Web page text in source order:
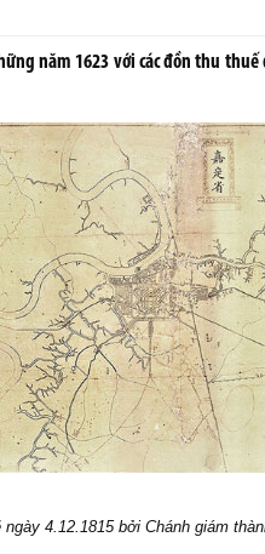
năm 1623 với các đồn thu
4.12.1815 bởi Chánh giám